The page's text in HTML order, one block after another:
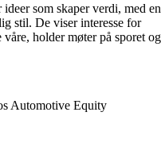
som skaper verdi, med en
stil. De viser interesse for
holder møter på sporet og
Automotive Equity